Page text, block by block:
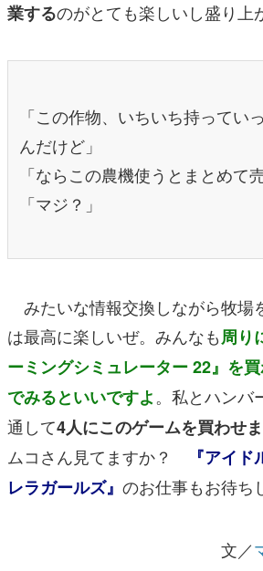
業するのがとても楽しいし盛り上
「この作物、いちいち持ってい
んだけど」
「ならこの農機使うとまとめて
「マジ？」
みたいな情報交換しながら牧場
は最高に楽しいぜ。みんなも周り
ーミングシミュレーター 22』を
でみるといいですよ。私とハンバ
通して4人にこのゲームを買わせ
ムコさん見てますか？
『アイ
レラガールズ』 のお仕事もお待ち
文／